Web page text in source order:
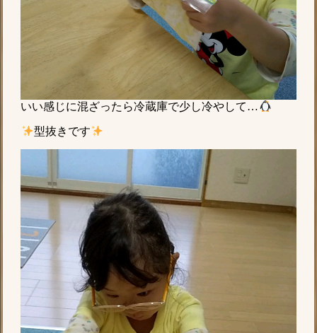
いい感じに混ざったら冷蔵庫で少し冷やして…
型抜きです